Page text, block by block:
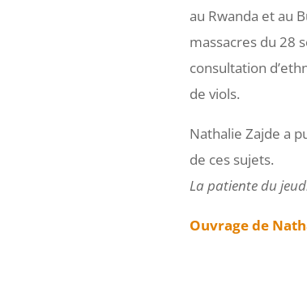
au Rwanda et au
massacres du 28
consultation
de viols.
Nathalie Zajde a
de ces sujets.
La patiente du
Ouvrage de